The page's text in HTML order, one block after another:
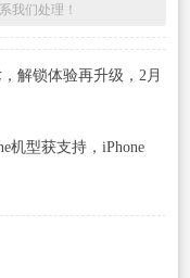
我们处理！
解锁体验再升级，2月
机型获支持，iPhone